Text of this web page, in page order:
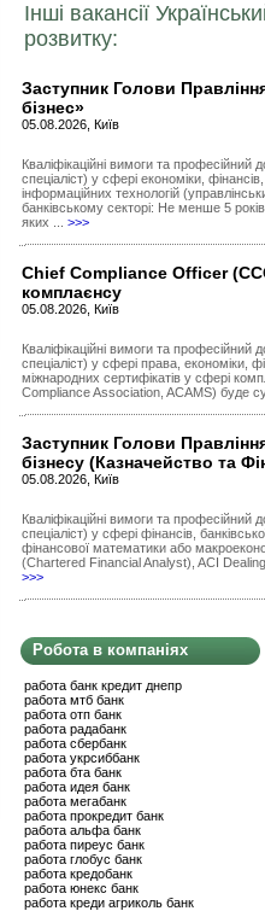
Інші вакансії
розвитку:
Заступник Голови
бізнес»
05.08.2026, Київ
Кваліфікаційні вимоги та професійний
спеціаліст) у сфері економіки,
інформаційних технологій
банківському секторі: Не менше 5
яких ... >>>
Chief Compliance Officer
комплаєнсу
05.08.2026, Київ
Кваліфікаційні вимоги та професійний
спеціаліст) у сфері права, економіки,
міжнародних сертифікатів у сфері
Compliance Association, ACAMS) буде
Заступник Голови
бізнесу (Казначейство та
05.08.2026, Київ
Кваліфікаційні вимоги та професійний
спеціаліст) у сфері фінансів,
фінансової математики або
(Chartered Financial Analyst), ACI
>>>
Робота в компаніях
работа банк кредит днепр
работа мтб банк
работа отп банк
работа радабанк
работа сбербанк
работа укрсиббанк
работа бта банк
работа идея банк
работа мегабанк
работа прокредит банк
работа альфа банк
работа пиреус банк
работа глобус банк
работа кредобанк
работа юнекс банк
работа креди агриколь банк